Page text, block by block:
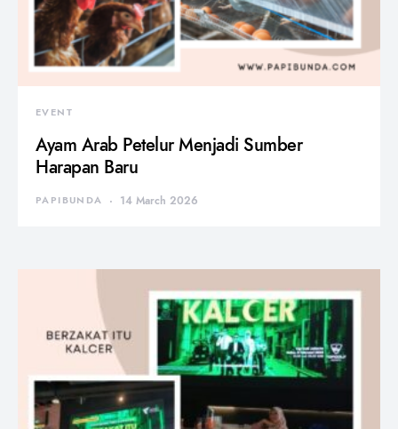
EVENT
Ayam Arab Petelur Menjadi Sumber
Harapan Baru
PAPIBUNDA 14 March 2026